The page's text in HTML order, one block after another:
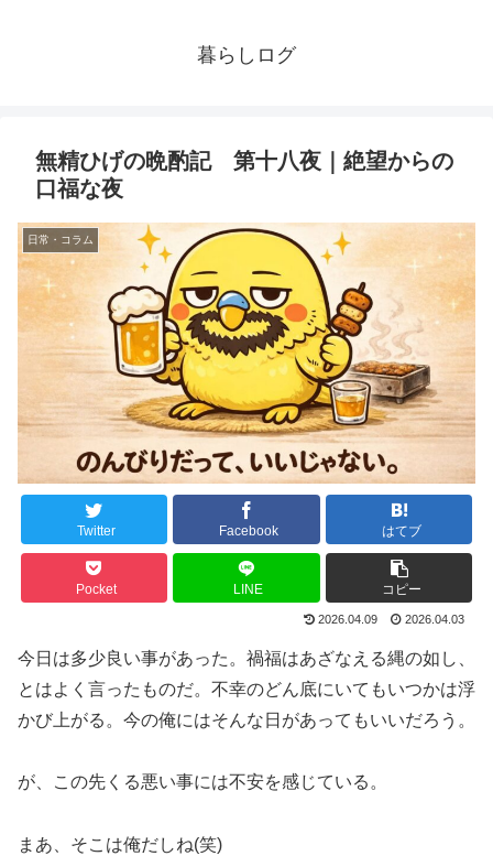
暮らしログ
無精ひげの晩酌記 第十八夜｜絶望からの
口福な夜
日常・コラム
Twitter Facebook はてブ
Pocket LINE コピー
2026.04.09 2026.04.03
今日は多少良い事があった。禍福はあざなえる縄の如し、
とはよく言ったものだ。不幸のどん底にいてもいつかは浮
かび上がる。今の俺にはそんな日があってもいいだろう。
が、この先くる悪い事には不安を感じている。
まあ、そこは俺だしね(笑)